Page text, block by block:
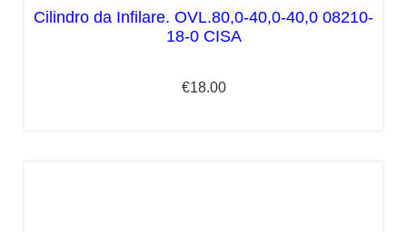
Cilindro da Infilare. OVL.80,0-40,0-40,0 08210-
18-0 CISA
€18.00